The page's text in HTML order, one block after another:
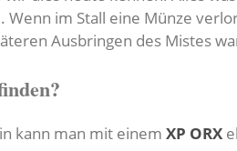
Wenn im Stall eine Münze
Ausbringen des Mistes
kann man mit einem XP ORX